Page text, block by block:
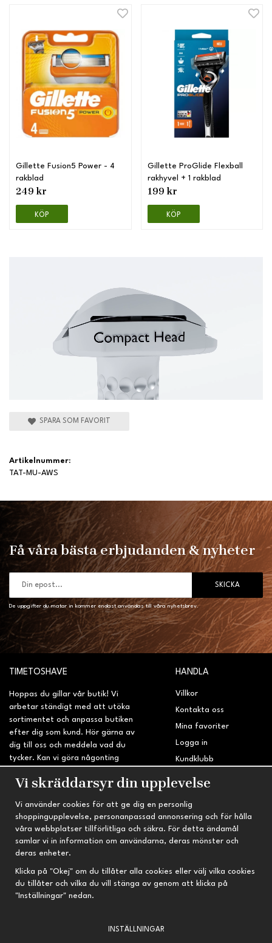
Gillette Fusion5 Power - 4
rakblad
249 kr
KÖP
Gillette ProGlide Flexball
rakhyvel + 1 rakblad
199 kr
KÖP
SPARA SOM FAVORIT
Artikelnummer:
TAT-MU-AWS
Få våra bästa erbjudanden & nyheter
SKICKA
De uppgifter du matar in kommer endast användas till våra nyhetsbrev.
TIMETOSHAVE
Hoppas du gillar vår butik! Vi
arbetar ständigt med att utöka
sortimentet och anpassa butiken
efter dig som kund. Hör gärna av
dig till oss och meddela vad du
tycker. Kan vi göra någonting
sidan?
HANDLA
Villkor
Kontakta oss
Mina favoriter
Logga in
Kundklubb
Retur & Reklamation
INFORMATION
Om oss
Nyheter
Nyhetsbrev
Om cookies
Prenumeration
TRYGG HANDEL
Fri frakt vid köp över 695 kr
Kvalitetsprodukter till kanonpris
Vi skräddarsyr din upplevelse
Vi använder cookies för att ge dig en personlig
shoppingupplevelse, personanpassad annonsering och för hålla
våra webbplatser tillförlitliga och säkra. För detta ändamål
samlar vi in information om användarna, deras mönster och
deras enheter.
Klicka på "Okej" om du tillåter alla cookies eller välj vilka cookies
du tillåter och vilka du vill stänga av genom att klicka på
"Inställningar" nedan.
INSTÄLLNINGAR